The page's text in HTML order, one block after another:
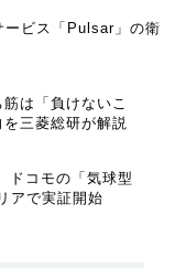
ービス「Pulsar」の衛
は「負けないこ
三菱総研が解説
コモの「気球型
アで実証開始